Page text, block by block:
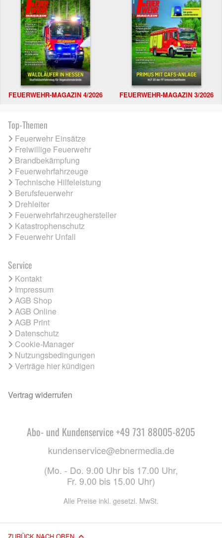
FEUERWEHR-MAGAZIN 4/2026 FEUERWEHR-MAGAZIN 3/2026
Top-Themen
Feuerwehr Einsätze
Freiwillige Feuerwehr
Brandbekämpfung
Feuerwehrfahrzeuge
Technische Hilfeleistung
Berufsfeuerwehr
Drehleiter
Feuerwehrfahrzeughersteller
Katastrophenschutz
Feuerwehr Unfall
Service
Kontakt
Impressum
AGB Shop
AGB Online
AGB Print
Datenschutz
Cookie-Manager
Nutzungsbedingungen
Verträge hier kündigen
Vertrag widerrufen
Abo- und Kundenservice +49 731 88005-8205
kundenservice@ebnermedia.de
(Mo. - Do. 9.00 Uhr bis 17.00 Uhr,
Fr. 9.00 bis 15.00 Uhr)
Alle Preise inkl. gesetzl. MwSt.
ZURÜCK NACH OBEN